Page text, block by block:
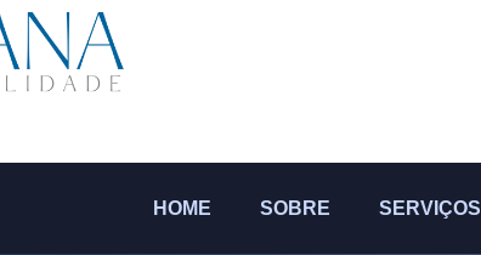
HOME SOBRE SERVIÇOS